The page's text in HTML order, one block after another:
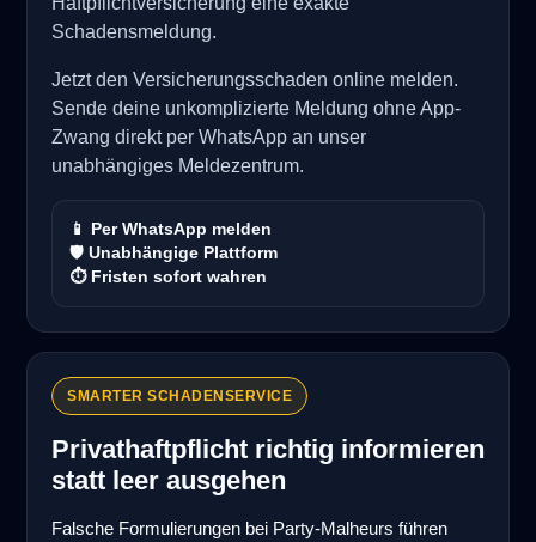
Schadensmeldung.
Jetzt den Versicherungsschaden online melden.
Sende deine unkomplizierte Meldung ohne App-
Zwang direkt per WhatsApp an unser
unabhängiges Meldezentrum.
📱 Per WhatsApp melden
🛡️ Unabhängige Plattform
⏱️ Fristen sofort wahren
SMARTER SCHADENSERVICE
Privathaftpflicht richtig informieren
statt leer ausgehen
Falsche Formulierungen bei Party-Malheurs führen